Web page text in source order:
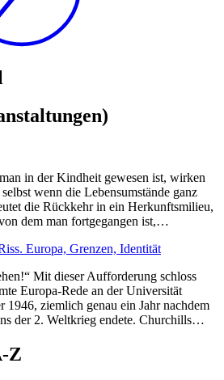
in der Kindheit gewesen ist, wirken
wenn die Lebensumstände ganz
die Rückkehr in ein Herkunftsmilieu,
dem man fortgegangen ist,…
Europa, Grenzen, Identität
Mit dieser Aufforderung schloss
Europa-Rede an der Universität
1946, ziemlich genau ein Jahr nachdem
der 2. Weltkrieg endete. Churchills…
Z